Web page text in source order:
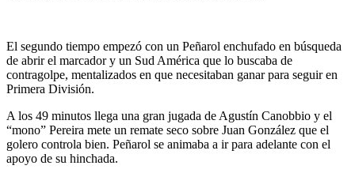
El segundo tiempo empezó con un Peñarol enchufado en búsqueda
de abrir el marcador y un Sud América que lo buscaba de
contragolpe, mentalizados en que necesitaban ganar para seguir en
Primera División.
A los 49 minutos llega una gran jugada de Agustín Canobbio y el
“mono” Pereira mete un remate seco sobre Juan González que el
golero controla bien. Peñarol se animaba a ir para adelante con el
apoyo de su hinchada.